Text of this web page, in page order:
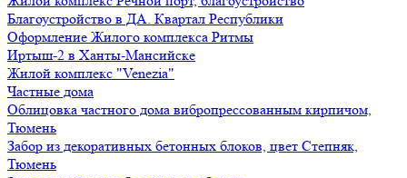
Благоустройство в ДА. Квартал Республики
Оформление Жилого комплекса Ритмы
Иртыш-2 в Ханты-Мансийске
Жилой комплекс "Venezia"
Частные дома
Облицовка частного дома вибропрессованным кирпичом,
Тюмень
Забор из декоративных бетонных блоков, цвет Степняк,
Тюмень